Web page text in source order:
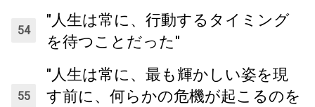
"人生は常に、行動するタイミング
を待つことだった"
"人生は常に、最も輝かしい姿を現
す前に、何らかの危機が起こるのを